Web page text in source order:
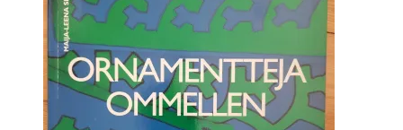
8,00 €.5,90 €.